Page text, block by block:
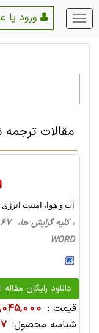
منو
اصلی
مقالات
آب و هوا، امنیت
WORD
دانلود رایگان مقاله
قیمت : 3,045,000
شناسه محصول: